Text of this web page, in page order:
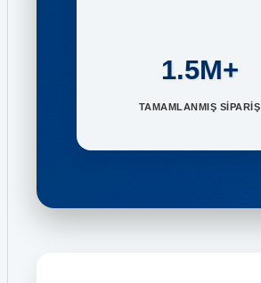
1.5M+
TAMAMLANMIŞ SİPARİŞ